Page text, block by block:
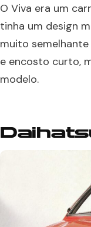
O Viva era um
tinha um design
muito
e encosto curto,
modelo.